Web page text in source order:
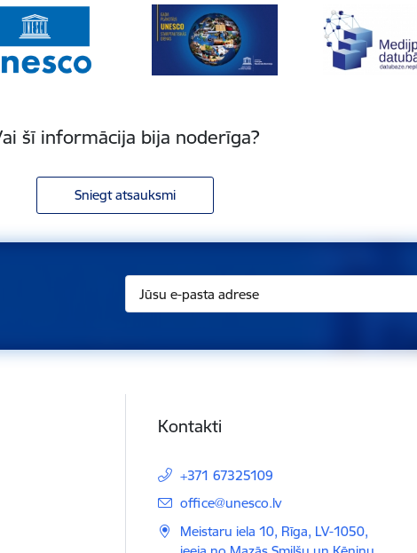
šī informācija bija noderīga?
Sniegt atsauksmi
Kontakti
+371 67325109
E-pasts:
office@unesco.lv
Meistaru iela 10, Rīga, LV-1050,